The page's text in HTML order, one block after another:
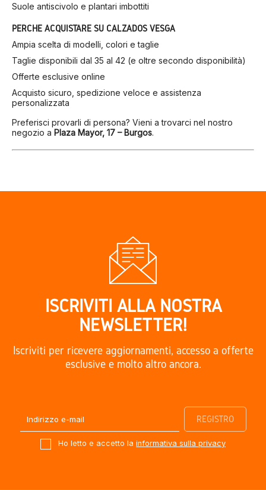
Suole antiscivolo e plantari imbottiti
PERCHÉ ACQUISTARE SU CALZADOS VESGA
Ampia scelta di modelli, colori e taglie
Taglie disponibili dal 35 al 42 (e oltre secondo disponibilità)
Offerte esclusive online
Acquisto sicuro, spedizione veloce e assistenza
personalizzata
Preferisci provarli di persona? Vieni a trovarci nel nostro
negozio a Plaza Mayor, 17 – Burgos.
ISCRIVITI ALLA NOSTRA
NEWSLETTER!
Iscriviti per ricevere aggiornamenti, accesso a offerte
esclusive e molto altro ancora.
Ho letto e accetto la informativa sulla privacy